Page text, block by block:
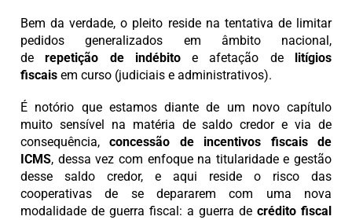
Bem da verdade, o pleito reside na tentativa de limitar
pedidos generalizados em âmbito nacional,
derepetição de indébitoe afetação delitígios
fiscais em curso (judiciais e administrativos).
É notório que estamos diante de um novo capítulo
muito sensível na matéria de saldo credor e via de
consequência, concessão de incentivos fiscais de
ICMS, dessa vez com enfoque na titularidade e gestão
desse saldo credor, e aqui reside o risco das
cooperativas de se depararem com uma nova
modalidade de guerra fiscal: a guerra de crédito fiscal